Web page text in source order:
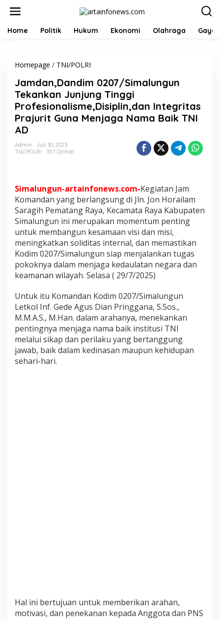
Home Politik Hukum Ekonomi Olahraga Gaya
Homepage / TNI/POLRI
m
d
a
n
,
2
0
7
/
S
i
m
a
l
u
n
u
n
T
e
k
a
n
s
m
Jamdan,Dandim 0207/Simalungun
Tekankan Junjung Tinggi
Profesionalisme,Disiplin,dan Integritas
Prajurit Guna Menjaga Nama Baik TNI
AD
Admin
Juli 30, 2025
TNI/POLRI
357 Dilihat
Simalungun-artainfonews.com-Kegiatan Jam
Komandan yang berlangsung di Jln. Jon Horailam
Saragih Pematang Raya, Kecamata Raya Kabupaten
Simalungun ini merupakan momentum penting
untuk membangun kesamaan visi dan misi,
meningkatkan soliditas internal, dan memastikan
Kodim 0207/Simalungun siap menjalankan tugas
pokoknya dalam menjaga kedaulatan negara dan
keamanan wilayah. Selasa ( 29/7/2025)
Untuk itu Komandan Kodim 0207/Simalungun
Letkol Inf. Gede Agus Dian Pringgana, S.Sos.,
M.M.A.S., M.Han. dalam arahanya, menekankan
pentingnya menjaga nama baik institusi TNI
melalui sikap dan perilaku yang bertanggung
jawab, baik dalam kedinasan maupun kehidupan
sehari-hari.
Hal ini bertujuan untuk memberikan arahan,
motivasi, dan penekanan kepada Anggota dan PNS